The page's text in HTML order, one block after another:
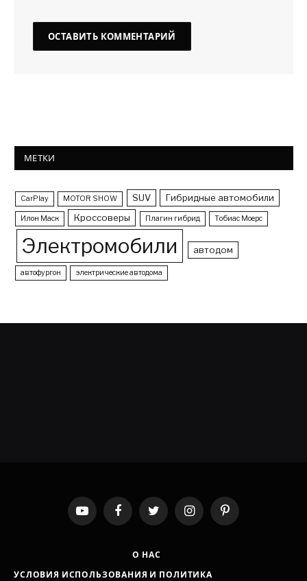
МЕТКИ
CarPlay MOTOR SHOW SUV Гибридные автомобили
Илон Маск Кроссоверы Плагин гибрид Тобиас Моерс
Электромобили автодом
автофургон электрические автодома
YouTubeFacebookTwitter InstagramPinterest
О НАС
УСЛОВИЯ ИСПОЛЬЗОВАНИЯ И ПОЛИТИКА